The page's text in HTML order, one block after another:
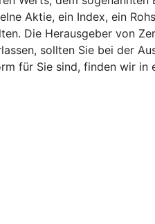
Aktie, ein Index, ein
Die Herausgeber von
sollten Sie bei der
für Sie sind, finden wir in